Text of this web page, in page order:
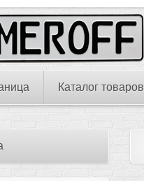
Каталог товаров